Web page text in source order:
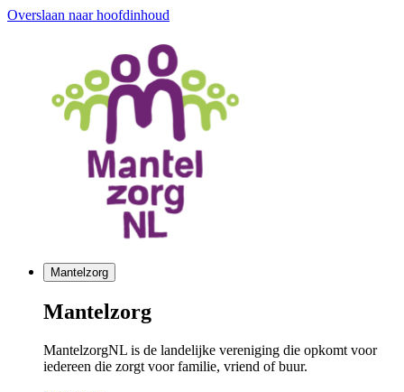
Overslaan naar hoofdinhoud
Mantelzorg
Mantelzorg
MantelzorgNL is de landelijke vereniging die opkomt voor
iedereen die zorgt voor familie, vriend of buur.